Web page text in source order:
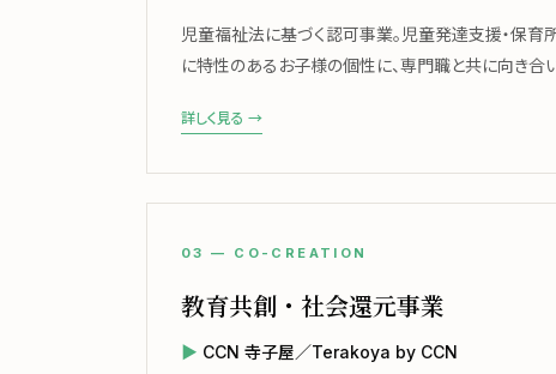
児童福祉法に基づく認可事業。児童発達支援・保育
に特性のあるお子様の個性に、専門職と共に向き合い
詳しく見る →
03 — CO-CREATION
教育共創・社会還元事業
CCN 寺子屋／Terakoya by CCN